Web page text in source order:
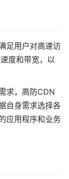
足用户对高速访
度和带宽，以
求，高防CDN
自身需求选择各
应用程序和业务